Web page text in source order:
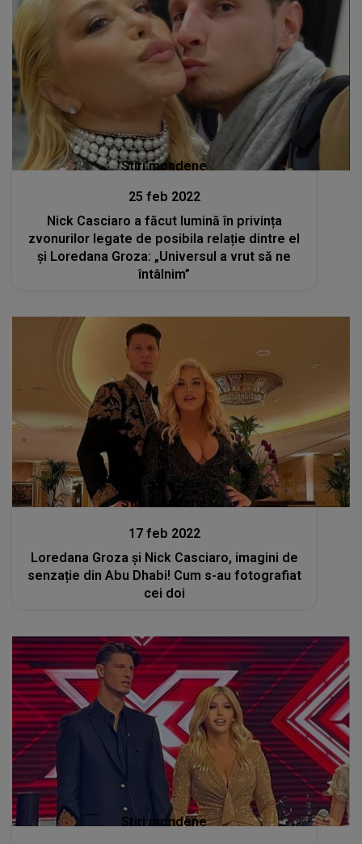
Stiri mondene
25 feb 2022
Nick Casciaro a făcut lumină în privința
zvonurilor legate de posibila relație dintre el
și Loredana Groza: „Universul a vrut să ne
întâlnim”
Stiri mondene
17 feb 2022
Loredana Groza și Nick Casciaro, imagini de
senzație din Abu Dhabi! Cum s-au fotografiat
cei doi
Stiri mondene